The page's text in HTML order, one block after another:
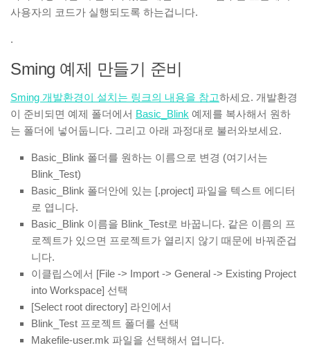
사용자의 코드가 실행되도록 하는겁니다.
.
Sming 예제 만들기 준비
Sming 개발환경이 설치는 링크의 내용을 참고하세요. 개발환경
이 준비되면 예제 폴더에서 Basic_Blink 예제를 복사해서 원하
는 폴더에 넣어둡니다. 그리고 아래 과정대로 불러와보세요.
Basic_Blink 폴더를 원하는 이름으로 변경 (여기서는
Blink_Test)
Basic_Blink 폴더안에 있는 [.project] 파일을 텍스트 에디터
로 엽니다.
Basic_Blink 이름을 Blink_Test로 바꿉니다. 같은 이름의 프
로젝트가 있으면 프로젝트가 열리지 않기 때문에 바꿔준겁
니다.
이클립스에서 [File -> Import -> General -> Existing Project
into Workspace] 선택
[Select root directory] 라인에서
Blink_Test 프로젝트 폴더를 선택
Makefile-user.mk 파일을 선택해서 엽니다.